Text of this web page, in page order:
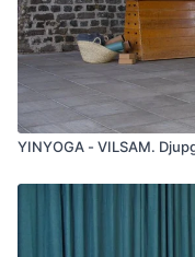
YINYOGA - VILSAM.